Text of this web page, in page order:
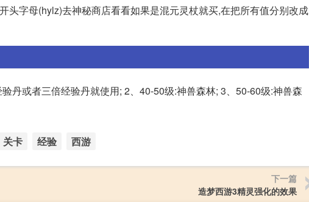
字母(hylz)去神秘商店看看如果是混元灵杖就买,在把所有值分别改成
丹或者三倍经验丹就使用; 2、40-50级:神兽森林; 3、50-60级:神兽森
关卡 经验 西游
下一篇
造梦西游3精灵强化的效果